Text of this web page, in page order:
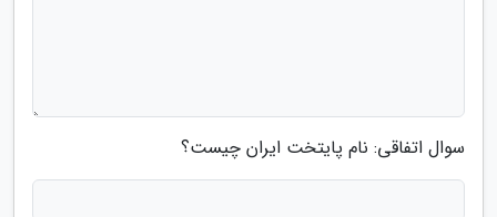
سوال اتفاقی: نام پایتخت ایران چیست؟